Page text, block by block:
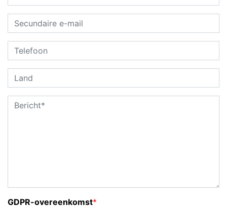
GDPR-overeenkomst*